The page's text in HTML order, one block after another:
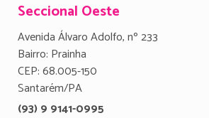
Seccional Oeste
Avenida Álvaro Adolfo, nº 233
Bairro: Prainha
CEP: 68.005-150
Santarém/PA
(93) 9 9141-0995